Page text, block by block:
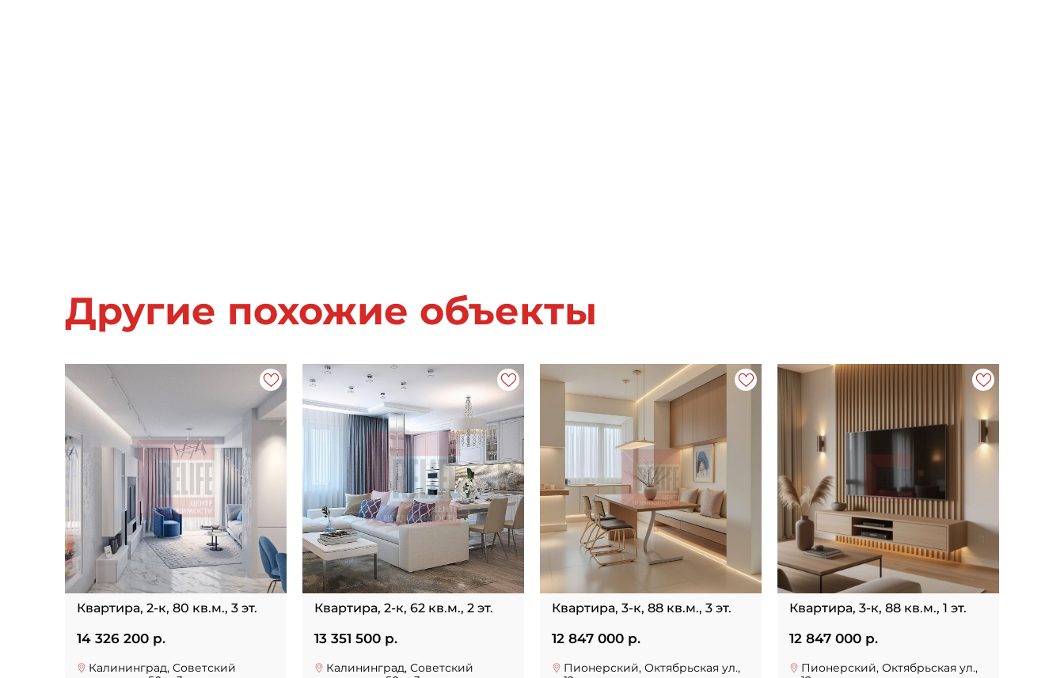
Другие похожие объекты
Квартира, 2-к, 80 кв.м., 3 эт.
14 326 200 р.
Калининград, Советский
Квартира, 2-к, 62 кв.м., 2 эт.
13 351 500 р.
Калининград, Советский
Квартира, 3-к, 88 кв.м., 3 эт.
12 847 000 р.
Пионерский, Октябрьская ул.,
Квартира, 3-к, 88 кв.м., 1 эт.
12 847 000 р.
Пионерский, Октябрьская ул.,